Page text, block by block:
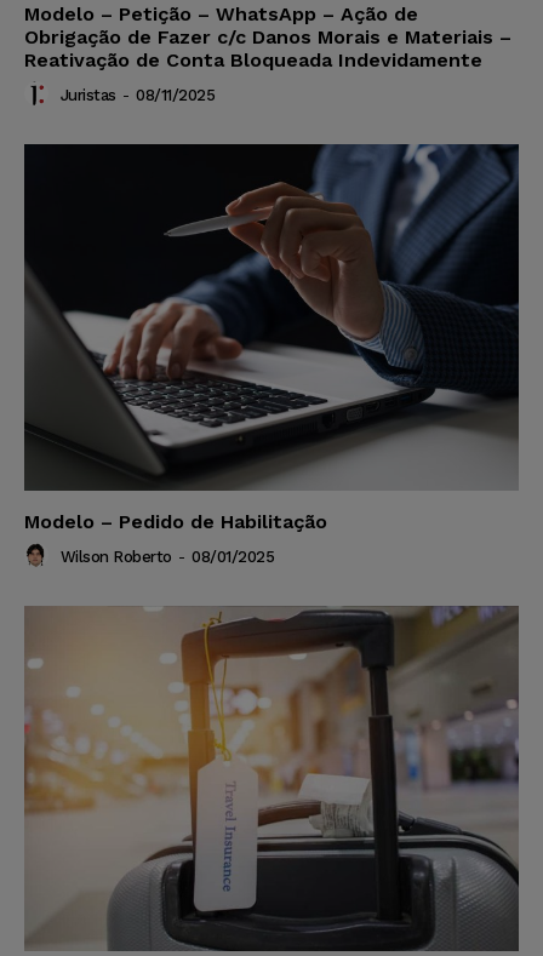
Modelo – Petição – WhatsApp – Ação de
Obrigação de Fazer c/c Danos Morais e Materiais –
Reativação de Conta Bloqueada Indevidamente
Juristas - 08/11/2025
Modelo – Pedido de Habilitação
Wilson Roberto - 08/01/2025